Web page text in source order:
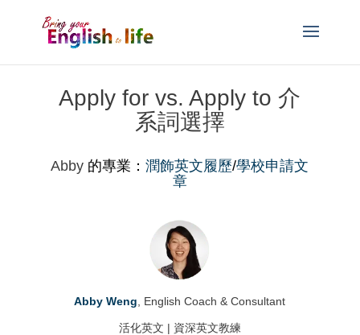
Apply for vs. Apply to 介
系詞選擇
Abby 的專業：潤飾英文履歷/學校申請文
章
Abby Weng , English Coach & Consultant
活化英文 | 資深英文教練